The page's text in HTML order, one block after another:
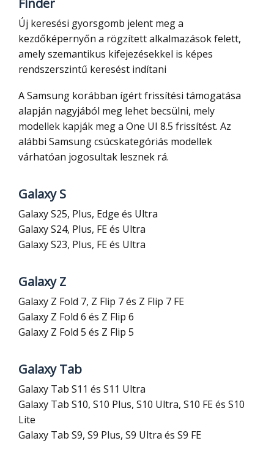
Új keresési gyorsgomb jelent meg a
kezdőképernyőn a rögzített alkalmazások felett,
amely szemantikus kifejezésekkel is képes
rendszerszintű keresést indítani
A Samsung korábban ígért frissítési támogatása
alapján nagyjából meg lehet becsülni, mely
modellek kapják meg a One UI 8.5 frissítést. Az
alábbi Samsung csúcskategóriás modellek
várhatóan jogosultak lesznek rá.
Galaxy S
Galaxy S25, Plus, Edge és Ultra
Galaxy S24, Plus, FE és Ultra
Galaxy S23, Plus, FE és Ultra
Galaxy Z
Galaxy Z Fold 7, Z Flip 7 és Z Flip 7 FE
Galaxy Z Fold 6 és Z Flip 6
Galaxy Z Fold 5 és Z Flip 5
Galaxy Tab
Galaxy Tab S11 és S11 Ultra
Galaxy Tab S10, S10 Plus, S10 Ultra, S10 FE és S10
Lite
Galaxy Tab S9, S9 Plus, S9 Ultra és S9 FE